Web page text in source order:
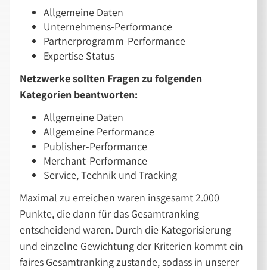
Allgemeine Daten
Unternehmens-Performance
Partnerprogramm-Performance
Expertise Status
Netzwerke sollten Fragen zu folgenden
Kategorien beantworten:
Allgemeine Daten
Allgemeine Performance
Publisher-Performance
Merchant-Performance
Service, Technik und Tracking
Maximal zu erreichen waren insgesamt 2.000
Punkte, die dann für das Gesamtranking
entscheidend waren. Durch die Kategorisierung
und einzelne Gewichtung der Kriterien kommt ein
faires Gesamtranking zustande, sodass in unserer